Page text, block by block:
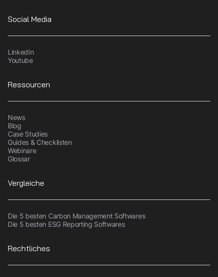
Social Media
LinkedIn
Youtube
Ressourcen
News
Blog
Case Studies
Guides & Checklisten
Webinare
Glossar
Vergleiche
Die 5 besten Carbon Management Softwares
Die 5 besten ESG Reporting Softwares
Rechtliches